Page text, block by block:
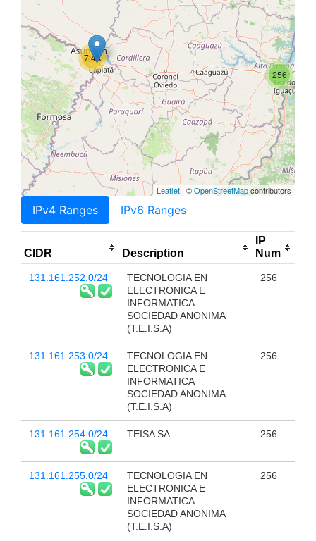
256
7.4K
Leaflet | ©OpenStreetMapcontributors
IPv4 Ranges IPv6 Ranges
CIDR Description
IP
Num
131.161.252.0/24
TECNOLOGIA EN
ELECTRONICA E
INFORMATICA
SOCIEDAD ANONIMA
(T.E.I.S.A)
256
131.161.253.0/24
TECNOLOGIA EN
ELECTRONICA E
INFORMATICA
SOCIEDAD ANONIMA
(T.E.I.S.A)
256
131.161.254.0/24 TEISA SA 256
131.161.255.0/24
TECNOLOGIA EN
ELECTRONICA E
INFORMATICA
SOCIEDAD ANONIMA
(T.E.I.S.A)
256